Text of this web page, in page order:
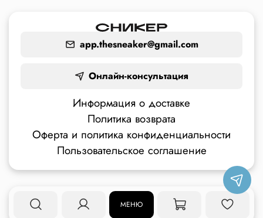
app.thesneaker@gmail.com
Онлайн-консультация
Информация о доставке
Политика возврата
Оферта и политика конфиденциальности
Пользовательское соглашение
МЕНЮ